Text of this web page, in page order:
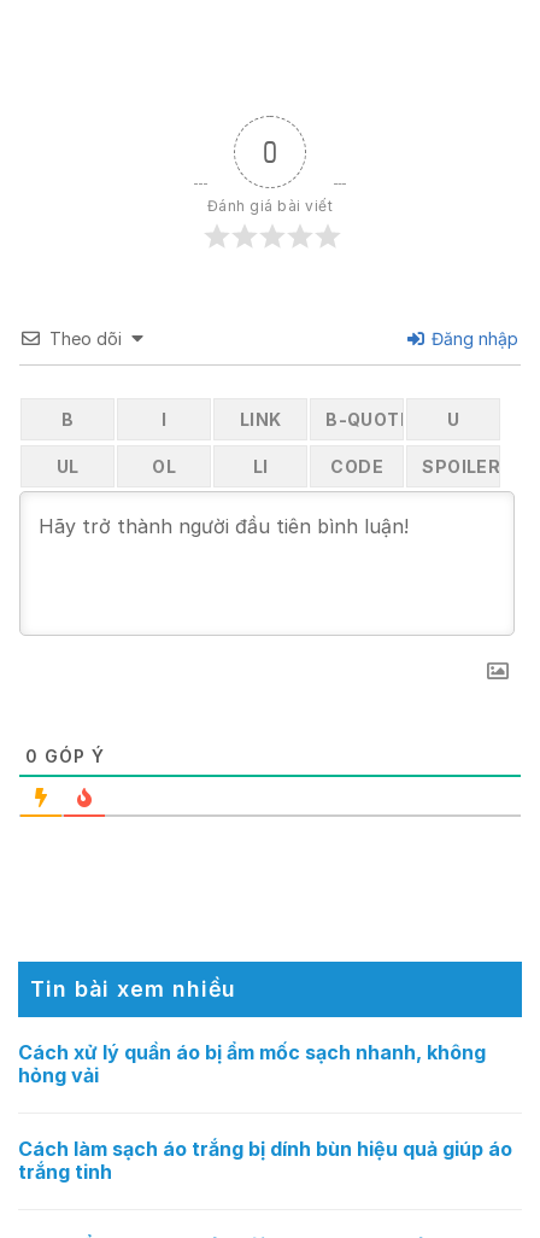
0
Đánh giá bài viết
Theo dõi Đăng nhập
0 GÓP Ý
Tin bài xem nhiều
Cách xử lý quần áo bị ẩm mốc sạch nhanh, không
hỏng vải
Cách làm sạch áo trắng bị dính bùn hiệu quả giúp áo
trắng tinh